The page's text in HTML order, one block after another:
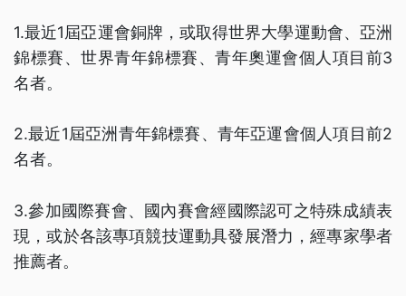
1.最近1屆亞運會銅牌，或取得世界大學運動會、亞洲
錦標賽、世界青年錦標賽、青年奧運會個人項目前3
名者。
2.最近1屆亞洲青年錦標賽、青年亞運會個人項目前2
名者。
3.參加國際賽會、國內賽會經國際認可之特殊成績表
現，或於各該專項競技運動具發展潛力，經專家學者
推薦者。